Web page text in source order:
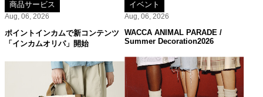
商品サービス
Aug, 06, 2026
ポイントインカムで新コンテンツ
「インカムオリパ」開始
イベント
Aug, 06, 2026
WACCA ANIMAL PARADE /
Summer Decoration2026